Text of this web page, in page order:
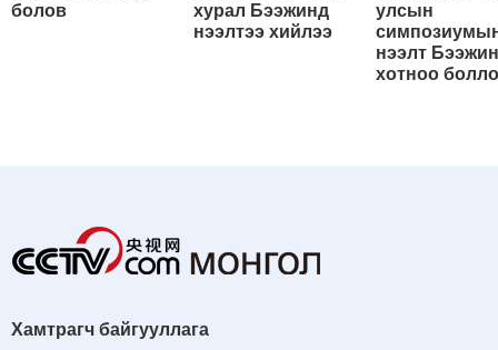
болов
хурал Бээжинд
нээлтээ хийлээ
улсын
нээлт Бээжин
хотноо
Хамтрагч байгууллага